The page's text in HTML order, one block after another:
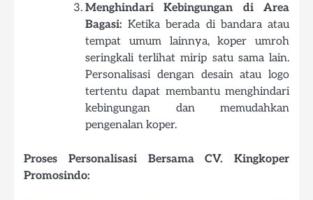
Menghindari Kebingungan di Area
Bagasi: Ketika berada di bandara atau
tempat umum lainnya, koper umroh
seringkali terlihat mirip satu sama lain.
Personalisasi dengan desain atau logo
tertentu dapat membantu menghindari
kebingungan dan memudahkan
pengenalan koper.
Proses Personalisasi Bersama CV. Kingkoper
Promosindo: